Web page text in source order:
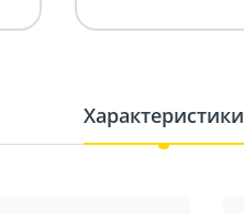
Характеристики